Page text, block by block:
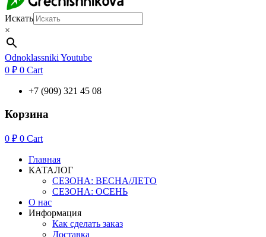
Искать
×
Odnoklassniki Youtube
0 ₽ 0 Cart
+7 (909) 321 45 08
Корзина
0 ₽ 0 Cart
Главная
КАТАЛОГ
СЕЗОНА: ВЕСНА/ЛЕТО
СЕЗОНА: ОСЕНЬ
О нас
Информация
Как сделать заказ
Доставка